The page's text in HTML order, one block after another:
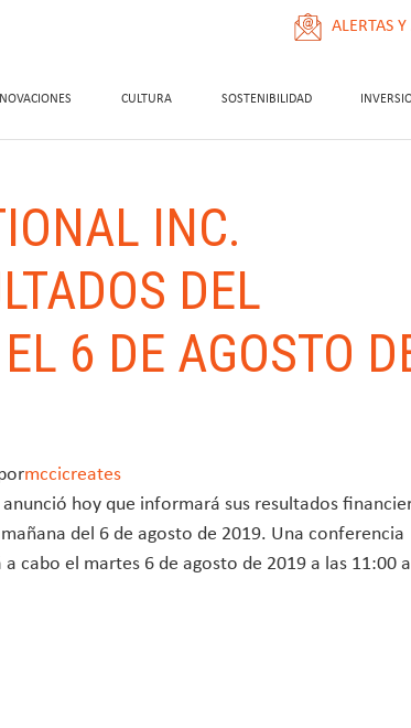
ALERTAS
CULTURA SOSTENIBILIDAD
INC.
DEL
6 DE AGOSTO
mccicreates
hoy que informará sus resultados
del 6 de agosto de 2019. Una conferencia
cabo el martes 6 de agosto de 2019 a las 11:00